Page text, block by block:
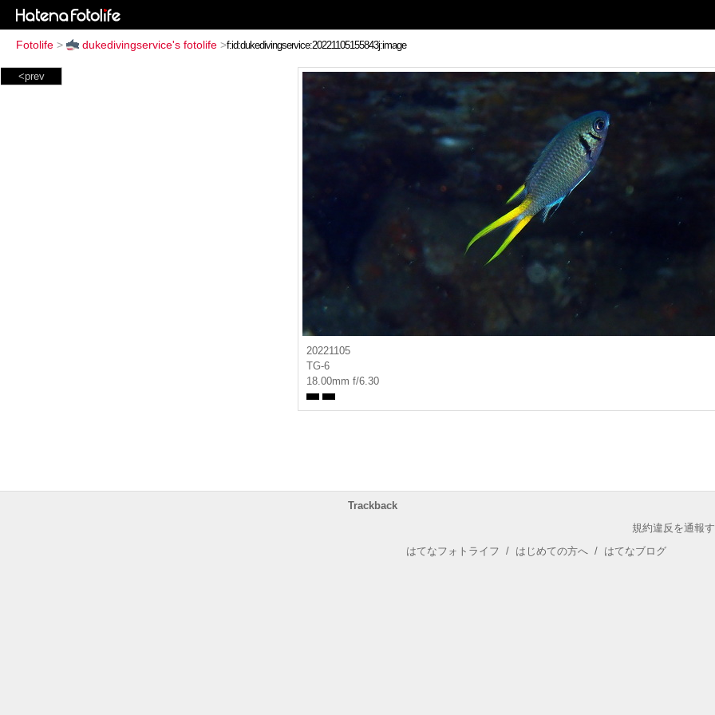
Fotolife > dukedivingservice's fotolife >
<prev
20221105
TG-6
18.00mm f/6.30
Trackback
規約違反を通報
はてなフォトライフ / はじめての方へ / はてなブログ